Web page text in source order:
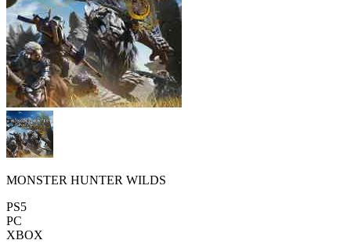
MONSTER HUNTER WILDS
PS5
PC
XBOX